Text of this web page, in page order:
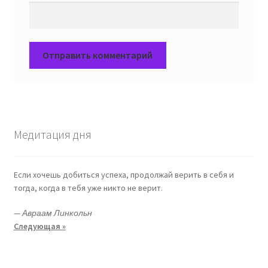
Медитация дня
Если хочешь добиться успеха, продолжай верить в себя и
тогда, когда в тебя уже никто не верит.
—Авраам Линкольн
Следующая »